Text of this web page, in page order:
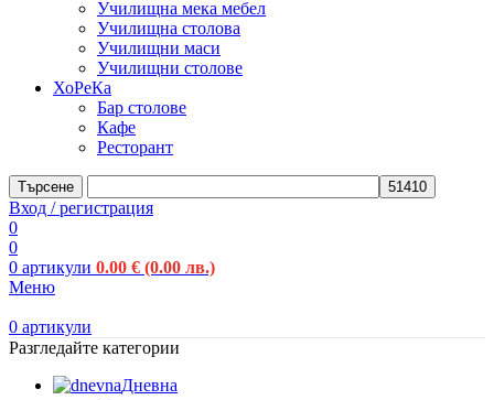
Училищна мека мебел
Училищна столова
Училищни маси
Училищни столове
ХоРеКа
Бар столове
Кафе
Ресторант
Търсене
Вход / регистрация
0
0
0 артикули 0.00 € (0.00 лв.)
Меню
0 артикули
Разгледайте категории
Дневна